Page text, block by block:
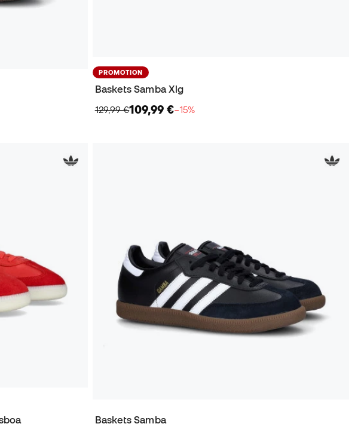
PROMOTION
Baskets Samba Xlg
129,99 €109,99 €−15%
Baskets Samba